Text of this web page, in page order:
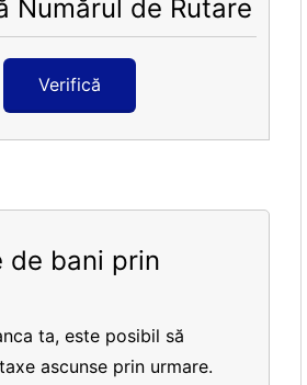
Numărul de Rutare
Verifică
de bani prin
ta, este posibil să
ascunse prin urmare.